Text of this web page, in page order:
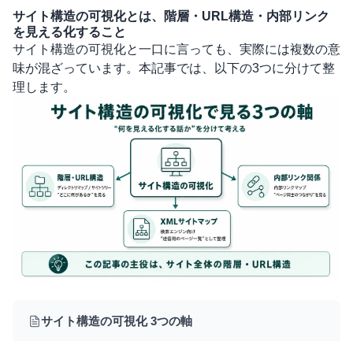
サイト構造の可視化とは、階層・URL構造・内部リンク
を見える化すること
サイト構造の可視化と一口に言っても、実際には複数の意
味が混ざっています。本記事では、以下の3つに分けて整
理します。
サイト構造の可視化 3つの軸